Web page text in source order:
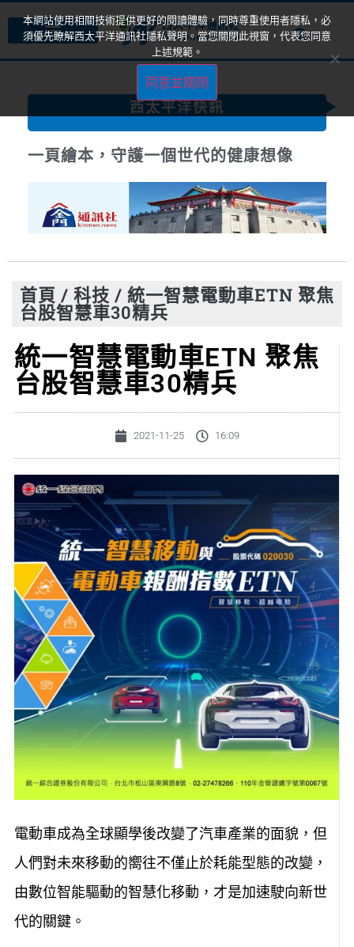
西太平洋快訊
一頁繪本，守護一個世代的健康想像
首頁 / 科技 / 統一智慧電動車ETN 聚焦
台股智慧車30精兵
統一智慧電動車ETN 聚焦
台股智慧車30精兵
2021-11-25 16:09
電動車成為全球顯學後改變了汽車產業的面貌，但
人們對未來移動的嚮往不僅止於耗能型態的改變，
由數位智能驅動的智慧化移動，才是加速駛向新世
代的關鍵。
本網站使用相關技術提供更好的閱讀體驗，同時尊重使用者隱私，必
須優先瞭解西太平洋通訊社隱私聲明。當您關閉此視窗，代表您同意
上述規範。
同意並關閉